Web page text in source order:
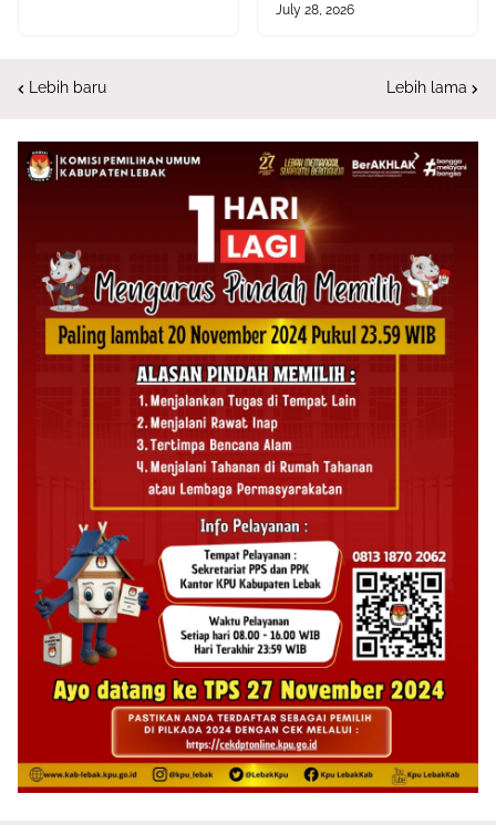
July 28, 2026
Lebih baru Lebih lama